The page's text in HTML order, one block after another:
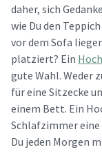
daher, sich
wie Du den
vor dem Sofa
platziert? Ein
gute Wahl. Weder
für eine Sitzecke
einem Bett. Ein
Schlafzimmer
Du jeden Morgen